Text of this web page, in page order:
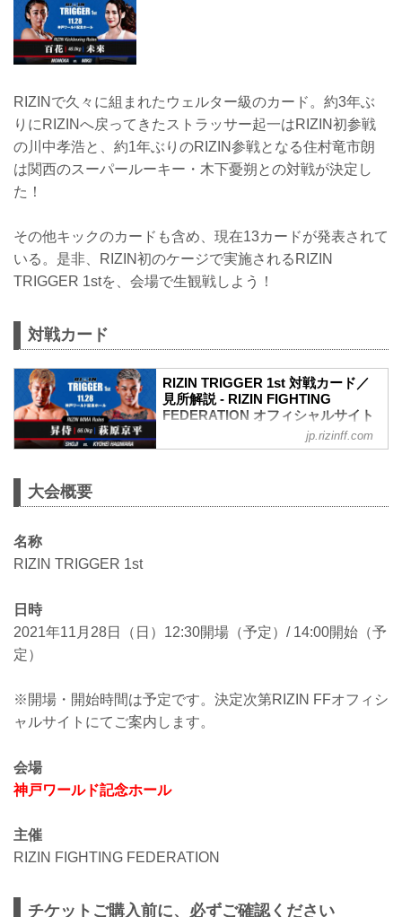
RIZINで久々に組まれたウェルター級のカード。約3年ぶ
りにRIZINへ戻ってきたストラッサー起一はRIZIN初参戦
の川中孝浩と、約1年ぶりのRIZIN参戦となる住村竜市朗
は関西のスーパールーキー・木下憂朔との対戦が決定し
た！
その他キックのカードも含め、現在13カードが発表されて
いる。是非、RIZIN初のケージで実施されるRIZIN
TRIGGER 1stを、会場で生観戦しよう！
対戦カード
RIZIN TRIGGER 1st 対戦カード／
見所解説 - RIZIN FIGHTING
FEDERATION オフィシャルサイト
RIZINマッチメイク担当のチャーリーが対
前に是非チェックしておこう！
jp.rizinff.com
大会概要
名称
RIZIN TRIGGER 1st
日時
2021年11月28日（日）12:30開場（予定）/ 14:00開始（予
定）
※開場・開始時間は予定です。決定次第RIZIN FFオフィシ
ャルサイトにてご案内します。
会場
神戸ワールド記念ホール
主催
RIZIN FIGHTING FEDERATION
チケットご購入前に、必ずご確認ください